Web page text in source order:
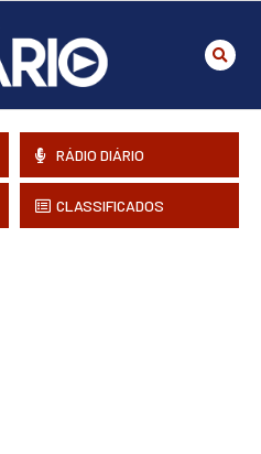
RÁDIO DIÁRIO
CLASSIFICADOS